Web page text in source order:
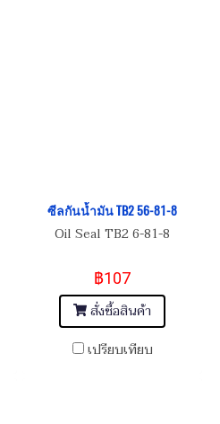
ซีลกันน้ำมัน TB2 56-81-8
Oil Seal TB2 6-81-8
฿107
สั่งซื้อสินค้า
เปรียบเทียบ